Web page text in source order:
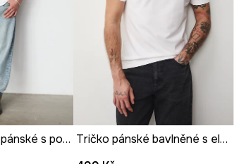
Bavlněné tričko pánské s potisky
Tričko pánské bavlněné s elastanem